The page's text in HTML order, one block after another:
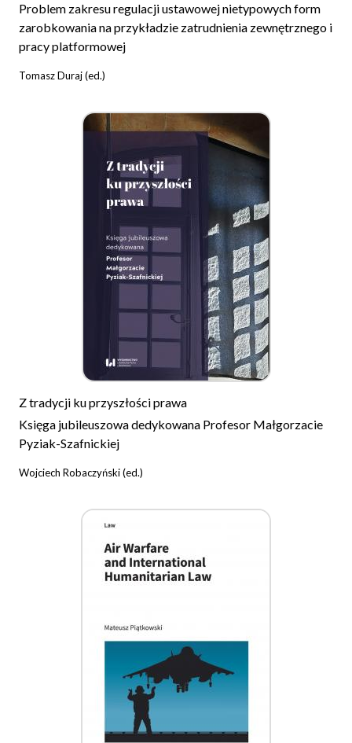
Problem zakresu regulacji ustawowej nietypowych form
zarobkowania na przykładzie zatrudnienia zewnętrznego i
pracy platformowej
Tomasz Duraj (ed.)
Z tradycji ku przyszłości prawa
Księga jubileuszowa dedykowana Profesor Małgorzacie
Pyziak-Szafnickiej
Wojciech Robaczyński (ed.)